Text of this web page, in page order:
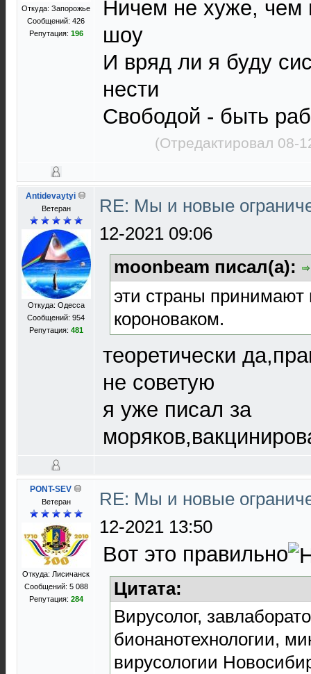
Откуда: Запорожье
Сообщений: 426
Репутация: 196
Ничем не хуже, чем
шоу
И вряд ли я буду
нести
Свободой - быть
(Отредактировал 08-
Antidevaytyi
Ветеран
Откуда: Одесса
Сообщений: 954
Репутация: 481
RE: Мы и новые
12-2021 09:06
moonbeam писал(а):
эти страны принимают
короноваком.
теоретически
не советую
я уже писал за
PONT-SEV
Ветеран
Откуда: Лисичанск
Сообщений: 5 088
Репутация: 284
RE: Мы и новые
12-2021 13:50
Вот это правильно
Цитата:
Вирусолог,
бионанотехнологии,
вирусологии